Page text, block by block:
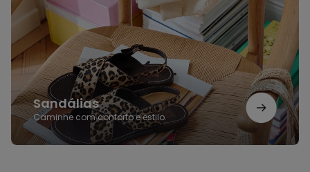
Sandálias
Caminhe com conforto e estilo.